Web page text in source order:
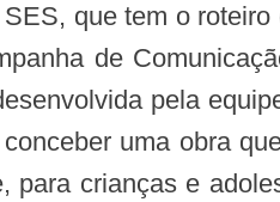
de
pela
uma obra
para crianças e